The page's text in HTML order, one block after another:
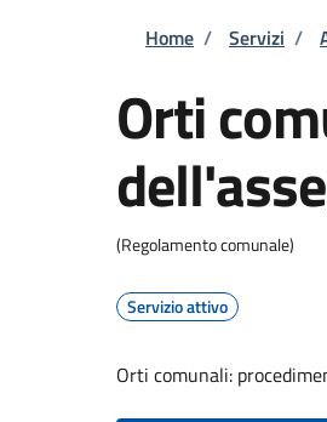
Briciole
Home / Servizi /
Orti
(Regolamento comunale)
Servizio attivo
Orti comunali: